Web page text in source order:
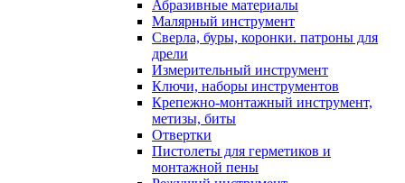
Абразивные материалы
Малярный инструмент
Сверла, буры, коронки. патроны для
дрели
Измерительный инструмент
Ключи, наборы инструментов
Крепежно-монтажный инструмент,
метизы, биты
Отвертки
Пистолеты для герметиков и
монтажной пены